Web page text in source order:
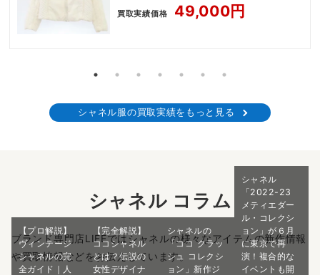
ロン ジャケット
買取実績価格 49,000円
シャネル服の買取実績をもっと見る
シャネル コラム
ブランド専門店LIFEではシャネルの様々なアイテムの新作情報
や買取情報などをお伝えしています。
【プロ解説】
ヴィンテージ
シャネルの完
全ガイド｜人
【完全解説】
ココシャネル
とは？伝説の
女性デザイナ
シャネルの
「ココ クラッ
シュ コレクシ
ョン」新作ジ
シャネル
「2022-23
メティエダー
ル・コレクシ
ョン」が６月
に東京で再
演！複合的な
イベントも開